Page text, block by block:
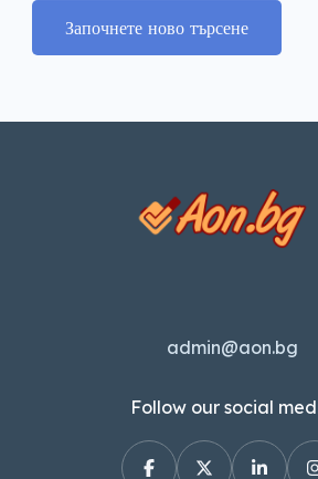
Започнете ново търсене
admin@aon.bg
Follow our social